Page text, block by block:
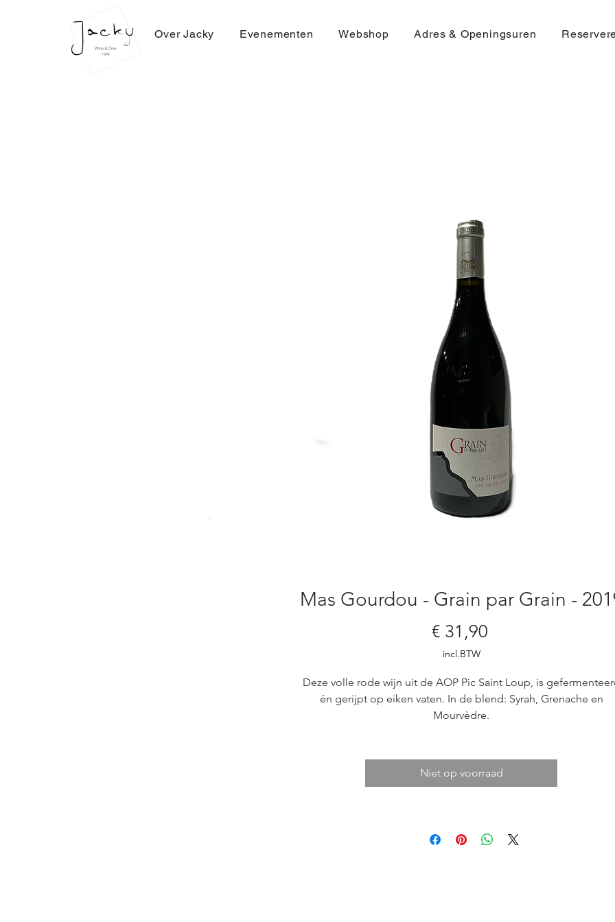
Over Jacky Evenementen Webshop Adres & Openingsuren
Mas Gourdou - Grain par Grain -
€ 31,90Prijs
incl.BTW
Deze volle rode wijn uit de AOP Pic Saint Loup, is
én gerijpt op eiken vaten. In de blend: Syrah, Grenache en
Mourvèdre.
Niet op voorraad